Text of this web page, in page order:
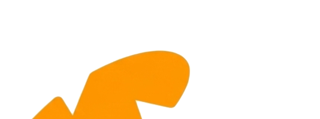
xinh mặc bikini gợi cảm và sexy